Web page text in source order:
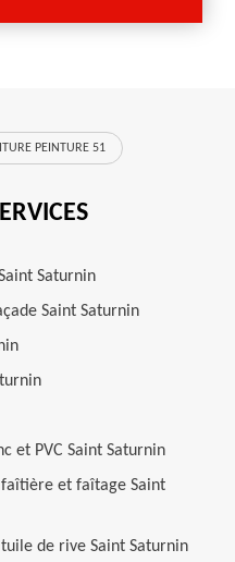
PEINTURE 51
Saturnin
Saint Saturnin
et PVC Saint Saturnin
et faîtage Saint
de rive Saint Saturnin